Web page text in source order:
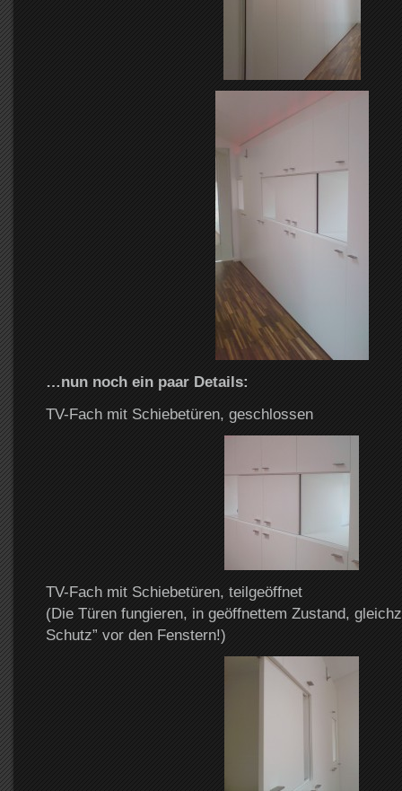
…nun noch ein paar Details:
TV-Fach mit Schiebetüren, geschlossen
TV-Fach mit Schiebetüren, teilgeöffnet
(Die Türen fungieren, in geöffnettem Zustand,
Schutz” vor den Fenstern!)